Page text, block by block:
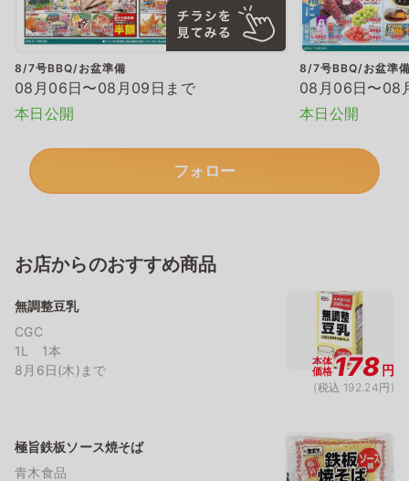
8/7号BBQ/お盆準備
08月06日〜08月09日まで
本日公開
8/7号BBQ/お盆準
08月06日〜08
本日公開
フォロー
お店からのおすすめ商品
無調整豆乳
CGC
1L 1本
8月6日(木)まで
本体
価格178円
(税込 192.24円)
極旨鉄板ソース焼そば
青木食品